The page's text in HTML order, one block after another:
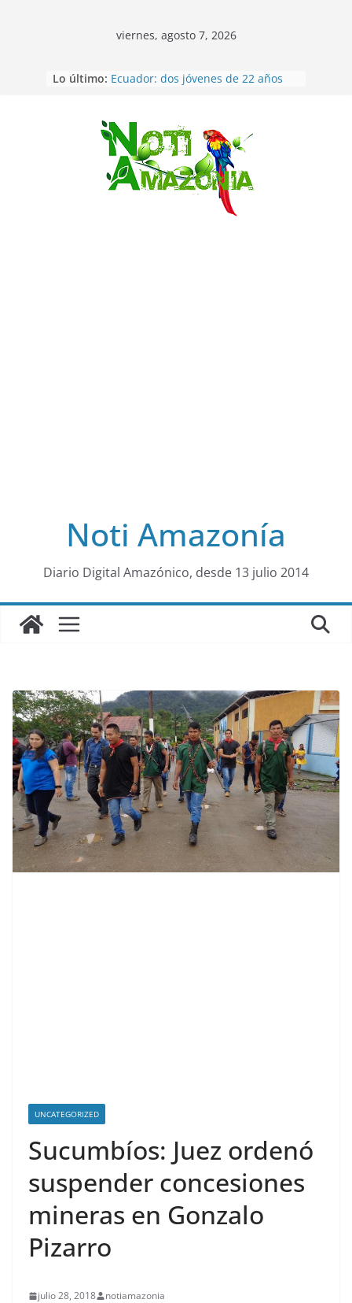
Saltar
al
viernes, agosto 7, 2026
Lo último: Ecuador: dos jóvenes de 22 años
Sentencian a 34 años de prisión a
implicados en caso de Alison,
oriunda de Tena
Vozinha, el arquero sensación de
cabo Verde, ya llegó para
incorporarse a Colo Colo de Chile
Pastaza: la parroquia Diez de
Noti Amazonía
Diario Digital Amazónico, desde 13 julio 2014
UNCATEGORIZED
Sucumbíos: Juez ordenó
suspender concesiones
mineras en Gonzalo
Pizarro
julio 28, 2018 notiamazonia